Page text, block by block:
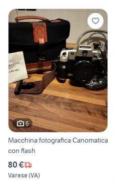
6
Macchina fotografica Canomatica
con flash
80 €
Varese(VA)